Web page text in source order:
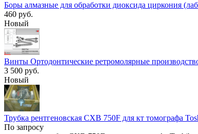
Боры алмазные для обработки диоксида циркония
460 руб.
Новый
Винты Ортодонтические ретромолярные
3 500 руб.
Новый
Трубка рентгеновская CXB 750F для кт томографа
По запросу